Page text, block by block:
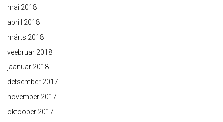
mai 2018
aprill 2018
märts 2018
veebruar 2018
jaanuar 2018
detsember 2017
november 2017
oktoober 2017